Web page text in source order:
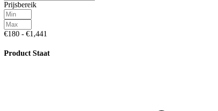
Prijsbereik
€180 - €1,441
Product Staat